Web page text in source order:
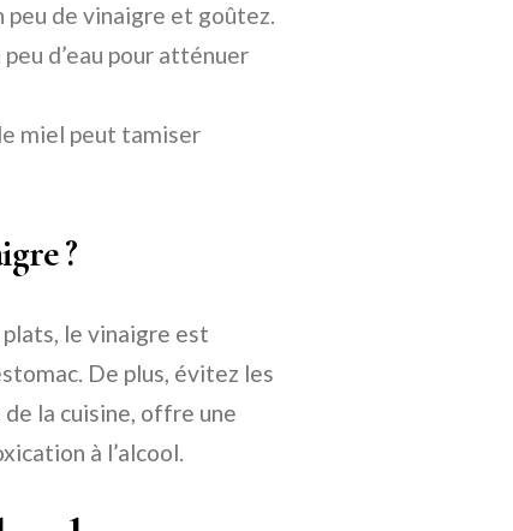
peu de vinaigre et goûtez.
d’eau pour atténuer
miel peut tamiser
?
le vinaigre est
De plus, évitez les
la cuisine, offre une
à l’alcool.